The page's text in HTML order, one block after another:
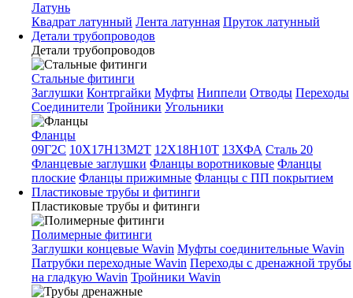
Латунь
Квадрат латунный Лента латунная Пруток латунный
Детали трубопроводов
Детали трубопроводов
Стальные фитинги
Заглушки Контргайки Муфты Ниппели Отводы Переходы
Соединители Тройники Угольники
Фланцы
09Г2С 10Х17Н13М2Т 12Х18Н10Т 13ХФА Сталь 20
Фланцевые заглушки Фланцы воротниковые Фланцы
плоские Фланцы прижимные Фланцы с ПП покрытием
Пластиковые трубы и фитинги
Пластиковые трубы и фитинги
Полимерные фитинги
Заглушки концевые Wavin Муфты соединительные Wavin
Патрубки переходные Wavin Переходы с дренажной трубы
на гладкую Wavin Тройники Wavin